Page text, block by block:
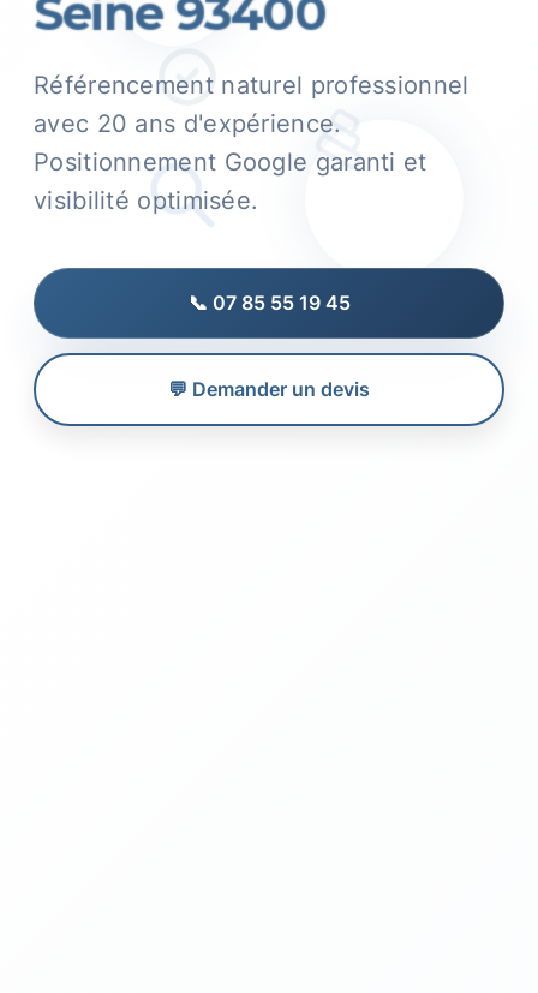
Référencement naturel professionnel
avec 20 ans d'expérience.
Positionnement Google garanti et
visibilité optimisée.
📞 07 85 55 19 45
💬 Demander un devis